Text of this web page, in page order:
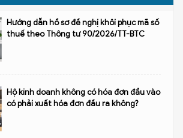
Hướng dẫn hồ sơ đề nghị khôi phục mã số
thuế theo Thông tư 90/2026/TT-BTC
Hộ kinh doanh không có hóa đơn đầu vào
có phải xuất hóa đơn đầu ra không?